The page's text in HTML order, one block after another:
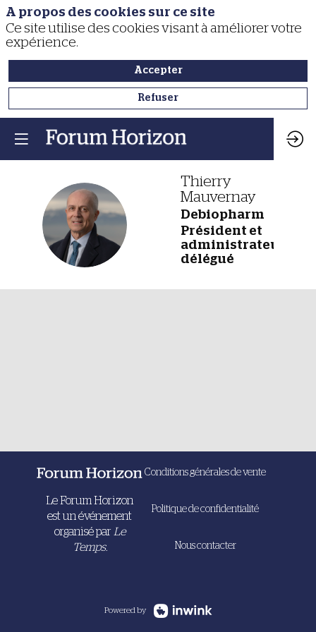
TM
Thierry
Mauvernay
Debiopharm
Président et
administrateur
délégué
Le Forum Horizon
est un événement
organisé par Le
Temps.
Conditions générales de vente
Politique de confidentialité
Nous contacter
Powered by
A propos des cookies sur ce site
Ce site utilise des cookies visant à améliorer votre
expérience.
Accepter
Refuser